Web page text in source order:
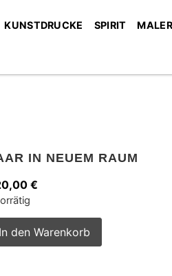
KUNSTDRUCKE SPIRIT
IN NEUEM RAUM
€
In den Warenkorb